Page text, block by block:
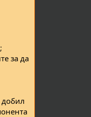
за да
добил